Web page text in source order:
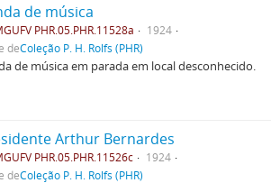
de música
PHR.05.PHR.11528a
1924
deColeção P. H. Rolfs (PHR)
de música em parada em local desconhecido.
Arthur Bernardes
PHR.05.PHR.11526c
1924
deColeção P. H. Rolfs (PHR)